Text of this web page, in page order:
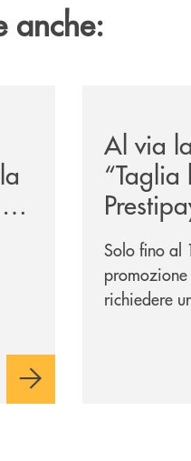
anche:
Al via
“Taglia
per te!
Solo fino al
promozione
richiedere